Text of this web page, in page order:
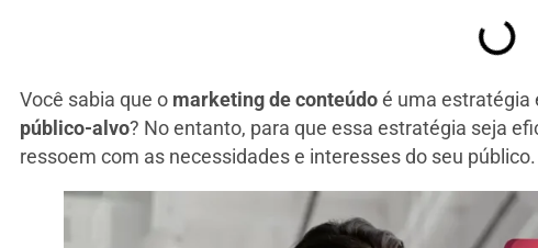
Você sabia que omarketing de conteúdoé uma estratégia
público-alvo? No entanto, para que essa estratégia seja
ressoem com as necessidades e interesses do seu público.